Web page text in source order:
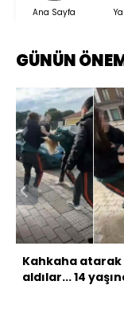
Ana Sayfa
GÜNÜN
Kahkaha
aldılar... 14